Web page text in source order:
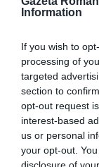
Information
If you wish to
processing of
targeted
section to
opt-out request
interest-based
us or personal
your opt-out.